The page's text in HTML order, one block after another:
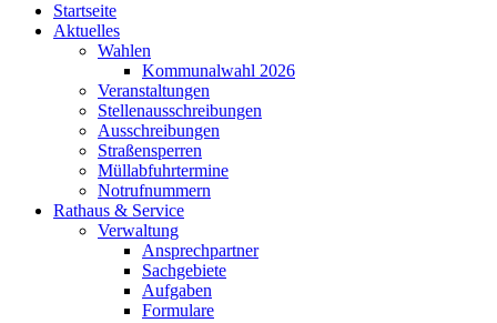
Startseite
Aktuelles
Wahlen
Kommunalwahl 2026
Veranstaltungen
Stellenausschreibungen
Ausschreibungen
Straßensperren
Müllabfuhrtermine
Notrufnummern
Rathaus & Service
Verwaltung
Ansprechpartner
Sachgebiete
Aufgaben
Formulare